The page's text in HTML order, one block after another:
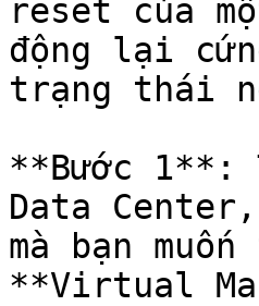
reset của
động lại
trạng thái
**Bước 1**:
Data
mà bạn
**Virtual